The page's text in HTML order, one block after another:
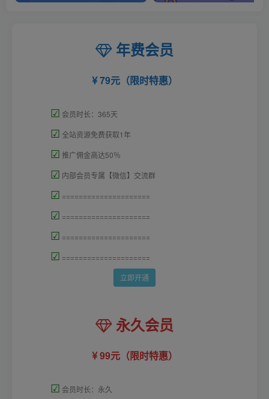
年费会员
79元（限时特惠）
☑ 会员时长：365天
☑ 全站资源免费获取1年
☑ 推广佣金高达50％
☑ 内部会员专属【微信】交流群
☑ =====================
☑ =====================
☑ =====================
☑ =====================
立即开通
永久会员
99元（限时特惠）
☑ 会员时长：永久